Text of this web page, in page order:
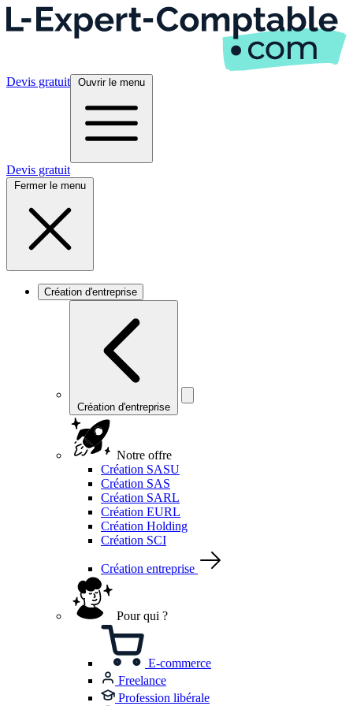
Devis gratuit Ouvrir le menu
Devis gratuit
Fermer le menu
Création d'entreprise
Création d'entreprise
Notre offre
Création SASU
Création SAS
Création SARL
Création EURL
Création Holding
Création SCI
Création entreprise
Pour qui ?
E-commerce
Freelance
Profession libérale